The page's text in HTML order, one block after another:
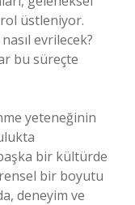
rol üstleniyor.
evrilecek?
bu süreçte
yeteneğinin
bir kültürde
bir boyutu
deneyim ve